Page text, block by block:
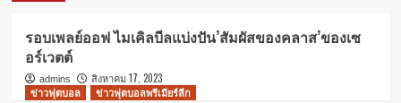
รอบเพลย์ออฟ ไมเคิลบีลแบ่งปัน’สัมผัสของคลาส’ของเซ
อร์เวตต์
admins
สิงหาคม 17, 2023
ข่าวฟุตบอล
ข่าวฟุตบอลพรีเมียร์ลีก